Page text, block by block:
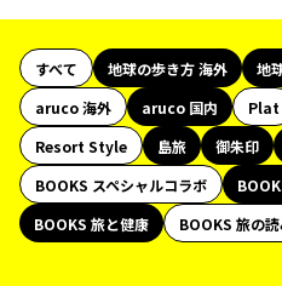
すべて 地球の歩き方 海外
地
aruco 海外
aruco 国内 Plat
Resort Style
島旅 御朱印
BOOKS スペシャルコラボ
BOOKS 旅と健康
BOOKS 旅の